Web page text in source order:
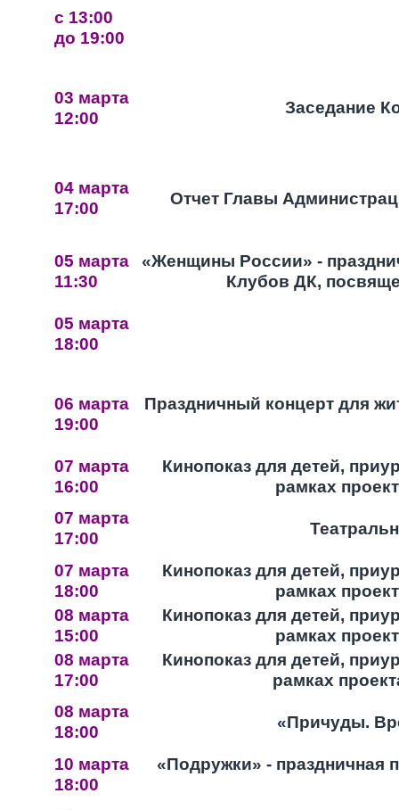
с 13:00
до 19:00
03 марта
12:00
Заседание
04 марта
17:00
Отчет Главы
05 марта
11:30
«Женщины России» -
Клубов ДК,
05 марта
18:00
06 марта
19:00
Праздничный концерт для
07 марта
16:00
Кинопоказ для детей,
рамках
07 марта
17:00
07 марта
18:00
Кинопоказ для детей,
рамках
08 марта
15:00
Кинопоказ для детей,
рамках
08 марта
17:00
Кинопоказ для детей,
рамках
08 марта
18:00
«Причуды.
10 марта
18:00
«Подружки» - праздничная